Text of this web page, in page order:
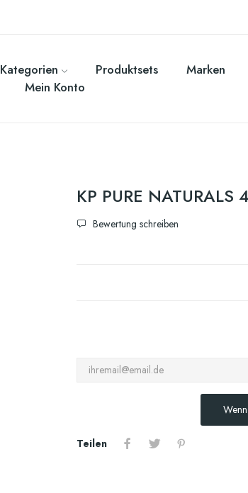
Kategorien Produktsets Marken
Mein Konto
KP PURE
Bewertung schreiben
Teilen